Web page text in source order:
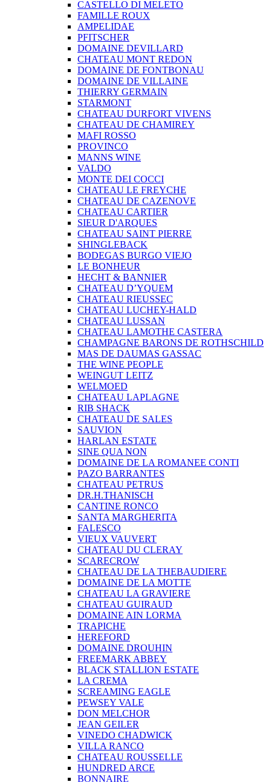
CASTELLO DI MELETO
FAMILLE ROUX
AMPELIDAE
PFITSCHER
DOMAINE DEVILLARD
CHATEAU MONT REDON
DOMAINE DE FONTBONAU
DOMAINE DE VILLAINE
THIERRY GERMAIN
STARMONT
CHATEAU DURFORT VIVENS
CHATEAU DE CHAMIREY
MAFI ROSSO
PROVINCO
MANNS WINE
VALDO
MONTE DEI COCCI
CHATEAU LE FREYCHE
CHATEAU DE CAZENOVE
CHATEAU CARTIER
SIEUR D'ARQUES
CHATEAU SAINT PIERRE
SHINGLEBACK
BODEGAS BURGO VIEJO
LE BONHEUR
HECHT & BANNIER
CHATEAU D’YQUEM
CHATEAU RIEUSSEC
CHATEAU LUCHEY-HALD
CHATEAU LUSSAN
CHATEAU LAMOTHE CASTERA
CHAMPAGNE BARONS DE ROTHSCHILD
MAS DE DAUMAS GASSAC
THE WINE PEOPLE
WEINGUT LEITZ
WELMOED
CHATEAU LAPLAGNE
RIB SHACK
CHATEAU DE SALES
SAUVION
HARLAN ESTATE
SINE QUA NON
DOMAINE DE LA ROMANEE CONTI
PAZO BARRANTES
CHATEAU PETRUS
DR.H.THANISCH
CANTINE RONCO
SANTA MARGHERITA
FALESCO
VIEUX VAUVERT
CHATEAU DU CLERAY
SCARECROW
CHATEAU DE LA THEBAUDIERE
DOMAINE DE LA MOTTE
CHATEAU LA GRAVIERE
CHATEAU GUIRAUD
DOMAINE AIN LORMA
TRAPICHE
HEREFORD
DOMAINE DROUHIN
FREEMARK ABBEY
BLACK STALLION ESTATE
LA CREMA
SCREAMING EAGLE
PEWSEY VALE
DON MELCHOR
JEAN GEILER
VINEDO CHADWICK
VILLA RANCO
CHATEAU ROUSSELLE
HUNDRED ARCE
BONNAIRE